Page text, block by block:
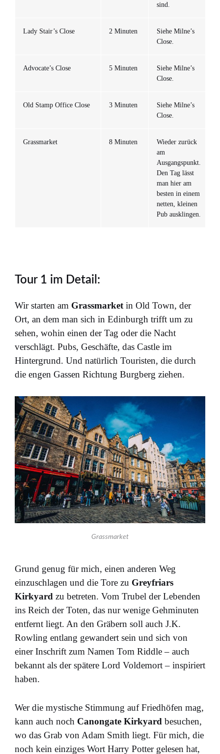
sind.
Lady Stair’s Close 2 Minuten
Siehe Milne’s
Close.
Advocate’s Close 5 Minuten
Siehe Milne’s
Close.
Old Stamp Office Close 3 Minuten
Siehe Milne’s
Close.
Grassmarket 8 Minuten
Wieder zurück
am
Ausgangspunkt.
Den Tag lässt
man hier am
besten in einem
netten, kleinen
Pub ausklingen.
Tour 1 im Detail:
Wir starten am Grassmarket in Old Town, der
Ort, an dem man sich in Edinburgh trifft um zu
sehen, wohin einen der Tag oder die Nacht
verschlägt. Pubs, Geschäfte, das Castle im
Hintergrund. Und natürlich Touristen, die durch
die engen Gassen Richtung Burgberg ziehen.
Grassmarket
Grund genug für mich, einen anderen Weg
einzuschlagen und die Tore zu Greyfriars
Kirkyard zu betreten. Vom Trubel der Lebenden
ins Reich der Toten, das nur wenige Gehminuten
entfernt liegt. An den Gräbern soll auch J.K.
Rowling entlang gewandert sein und sich von
einer Inschrift zum Namen Tom Riddle – auch
bekannt als der spätere Lord Voldemort – inspiriert
haben.
Wer die mystische Stimmung auf Friedhöfen mag,
kann auch noch Canongate Kirkyard besuchen,
wo das Grab von Adam Smith liegt. Für mich, die
noch kein einziges Wort Harry Potter gelesen hat,